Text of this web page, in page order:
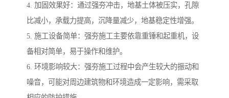
4. 加固效果好：通过强夯冲击，地基土体被压实，孔隙
比减小，承载力提高，沉降量减少，地基稳定性增强。
5. 施工设备简单：强夯施工主要依靠重锤和起重机，设
备相对简单，易于操作和维护。
6. 环境影响较大：强夯施工过程中会产生较大的振动和
噪音，可能对周边建筑物和环境造成一定影响，需采取